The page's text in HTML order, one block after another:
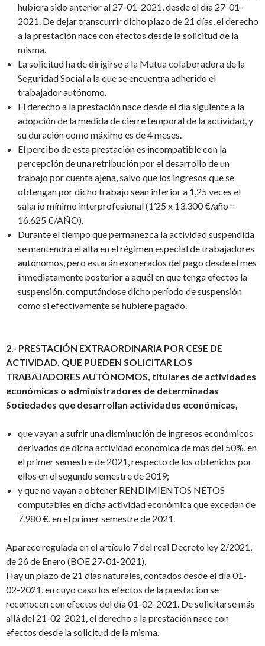
hubiera sido anterior al 27-01-2021, desde el día 27-01-
2021. De dejar transcurrir dicho plazo de 21 días, el derecho
a la prestación nace con efectos desde la solicitud de la
misma.
La solicitud ha de dirigirse a la Mutua colaboradora de la
Seguridad Social a la que se encuentra adherido el
trabajador autónomo.
El derecho a la prestación nace desde el día siguiente a la
adopción de la medida de cierre temporal de la actividad, y
su duración como máximo es de 4 meses.
El percibo de esta prestación es incompatible con la
percepción de una retribución por el desarrollo de un
trabajo por cuenta ajena, salvo que los ingresos que se
obtengan por dicho trabajo sean inferior a 1,25 veces el
salario mínimo interprofesional (1’25 x 13.300 €/año =
16.625 €/AÑO).
Durante el tiempo que permanezca la actividad suspendida
se mantendrá el alta en el régimen especial de trabajadores
autónomos, pero estarán exonerados del pago desde el mes
inmediatamente posterior a aquél en que tenga efectos la
suspensión, computándose dicho período de suspensión
como si efectivamente se hubiere pagado.
2.- PRESTACIÓN EXTRAORDINARIA POR CESE DE
ACTIVIDAD, QUE PUEDEN SOLICITAR LOS
TRABAJADORES AUTÓNOMOS, titulares de actividades
económicas o administradores de determinadas
Sociedades que desarrollan actividades económicas,
que vayan a sufrir una disminución de ingresos económicos
derivados de dicha actividad económica de más del 50%, en
el primer semestre de 2021, respecto de los obtenidos por
ellos en el segundo semestre de 2019;
y que no vayan a obtener RENDIMIENTOS NETOS
computables en dicha actividad económica que excedan de
7.980 €, en el primer semestre de 2021.
Aparece regulada en el artículo 7 del real Decreto ley 2/2021,
de 26 de Enero (BOE 27-01-2021).
Hay un plazo de 21 días naturales, contados desde el día 01-
02-2021, en cuyo caso los efectos de la prestación se
reconocen con efectos del día 01-02-2021. De solicitarse más
allá del 21-02-2021, el derecho a la prestación nace con
efectos desde la solicitud de la misma.